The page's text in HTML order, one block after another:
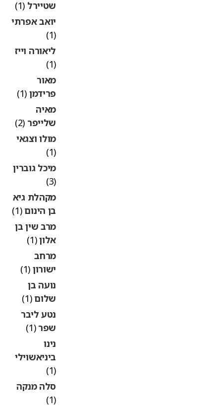
שטיירל(1)
יואב אפרתי
ליאורה וייז
מאור
פרידמן(1)
מאיה
שלייפר(2)
מולו וצגאי
מיכל גוברין
מקהלת גיא
בן הינום(1)
מרב שין בן
אלון(1)
מרחב
ישורון(1)
נועה בן
שלום(1)
נטע ליבר
שפר(1)
ביניאשוילי
סלה מנקה